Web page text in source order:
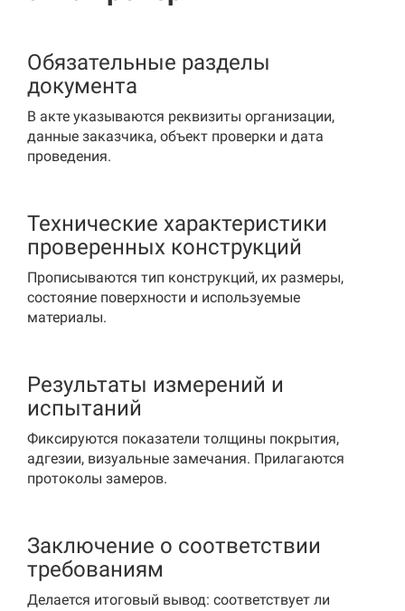
Обязательные разделы
документа
В акте указываются реквизиты организации,
данные заказчика, объект проверки и дата
проведения.
Технические характеристики
проверенных конструкций
Прописываются тип конструкций, их размеры,
состояние поверхности и используемые
материалы.
Результаты измерений и
испытаний
Фиксируются показатели толщины покрытия,
адгезии, визуальные замечания. Прилагаются
протоколы замеров.
Заключение о соответствии
требованиям
Делается итоговый вывод: соответствует ли